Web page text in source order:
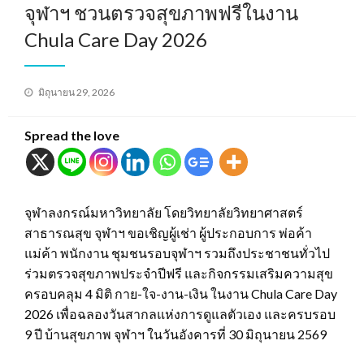
จุฬาฯ ชวนตรวจสุขภาพฟรีในงาน
Chula Care Day 2026
Posted
มิถุนายน 29, 2026
Spread the love
จุฬาลงกรณ์มหาวิทยาลัย โดยวิทยาลัยวิทยาศาสตร์
สาธารณสุข จุฬาฯ ขอเชิญผู้เช่า ผู้ประกอบการ พ่อค้า
แม่ค้า พนักงาน ชุมชนรอบจุฬาฯ รวมถึงประชาชนทั่วไป
ร่วมตรวจสุขภาพประจำปีฟรี และกิจกรรมเสริมความสุข
ครอบคลุม 4 มิติ กาย-ใจ-งาน-เงิน ในงาน Chula Care Day
2026 เพื่อฉลองวันสากลแห่งการดูแลตัวเอง และครบรอบ
9 ปี บ้านสุขภาพ จุฬาฯ ในวันอังคารที่ 30 มิถุนายน 2569